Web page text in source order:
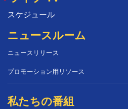
スケジュール
ニュースルーム
ニュースリリース
プロモーション用リソース
私たちの番組